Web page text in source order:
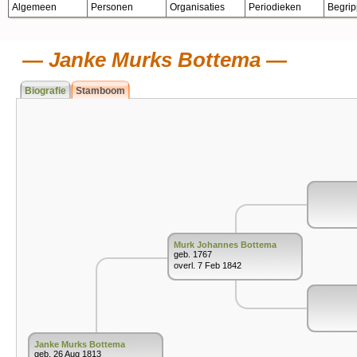
Algemeen Personen Organisaties Periodieken
Janke Murks Bottema
Biografie Stamboom
Janke Murks Bottema
geb. 26 Aug 1813
Murk Johannes Bottema
geb. 1767
overl. 7 Feb 1842